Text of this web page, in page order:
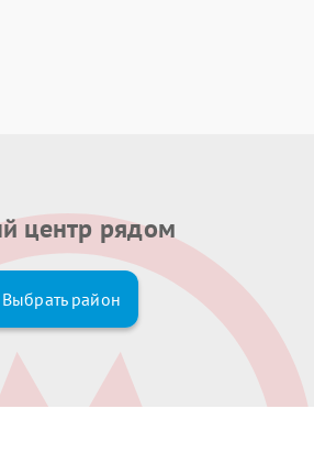
центр рядом
Выбрать район